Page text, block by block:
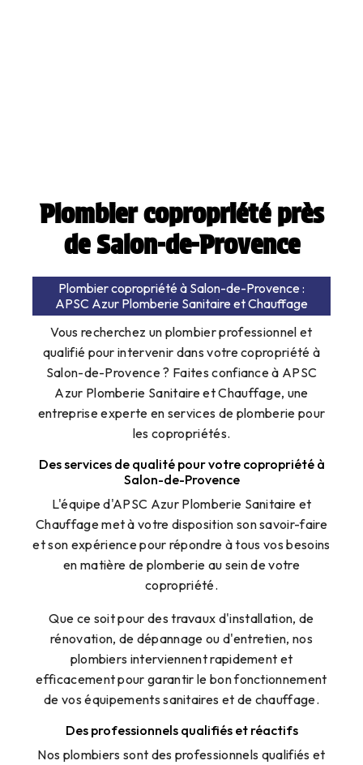
Plombier copropriété près
de Salon-de-Provence
Plombier copropriété à Salon-de-Provence :
APSC Azur Plomberie Sanitaire et Chauffage
Vous recherchez un plombier professionnel et
qualifié pour intervenir dans votre copropriété à
Salon-de-Provence ? Faites confiance à APSC
Azur Plomberie Sanitaire et Chauffage, une
entreprise experte en services de plomberie pour
les copropriétés.
Des services de qualité pour votre copropriété à
Salon-de-Provence
L'équipe d'APSC Azur Plomberie Sanitaire et
Chauffage met à votre disposition son savoir-faire
et son expérience pour répondre à tous vos besoins
en matière de plomberie au sein de votre
copropriété.
Que ce soit pour des travaux d'installation, de
rénovation, de dépannage ou d'entretien, nos
plombiers interviennent rapidement et
efficacement pour garantir le bon fonctionnement
de vos équipements sanitaires et de chauffage.
Des professionnels qualifiés et réactifs
Nos plombiers sont des professionnels qualifiés et